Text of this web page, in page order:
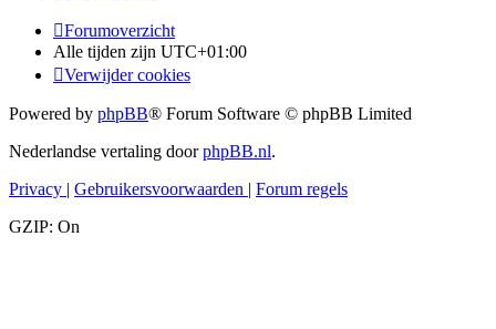
Forumoverzicht
Alle tijden zijn UTC+01:00
Verwijder cookies
Powered by phpBB® Forum Software © phpBB Limited
Nederlandse vertaling doorphpBB.nl.
Privacy | Gebruikersvoorwaarden | Forum regels
GZIP: On